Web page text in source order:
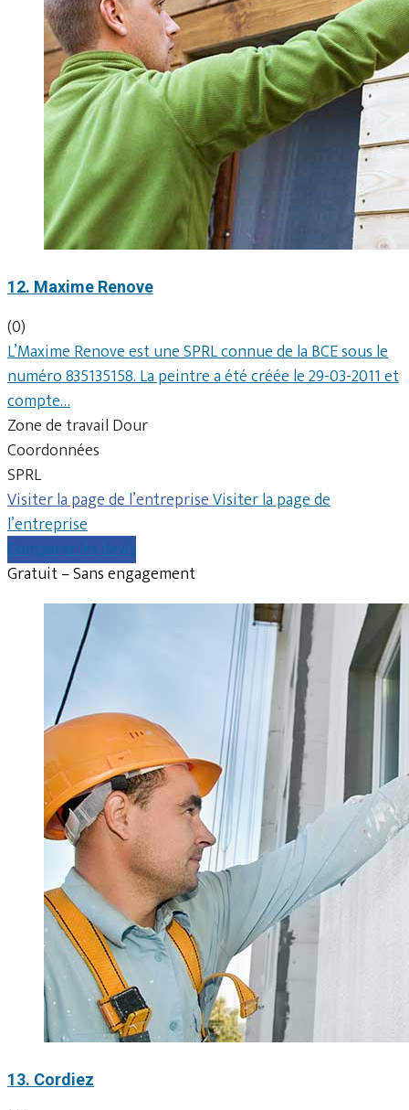
12. Maxime Renove
(0)
L’Maxime Renove est une SPRL connue de la BCE sous le
numéro 835135158. La peintre a été créée le 29-03-2011 et
compte…
Zone de travail Dour
Coordonnées
SPRL
Visiter la page de l’entrepriseVisiter la page de
l’entreprise
Comparer les devis
Gratuit – Sans engagement
13. Cordiez